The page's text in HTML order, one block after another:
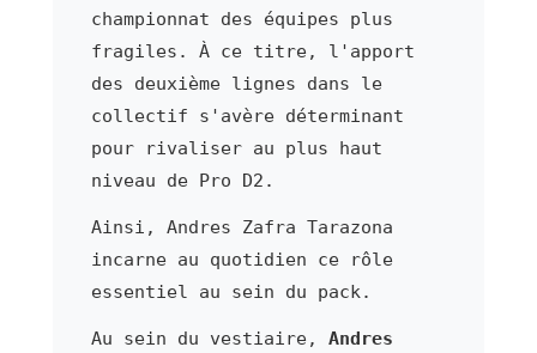
championnat des équipes plus
fragiles. À ce titre, l'apport
des deuxième lignes dans le
collectif s'avère déterminant
pour rivaliser au plus haut
niveau de Pro D2.
Ainsi, Andres Zafra Tarazona
incarne au quotidien ce rôle
essentiel au sein du pack.
Au sein du vestiaire, Andres